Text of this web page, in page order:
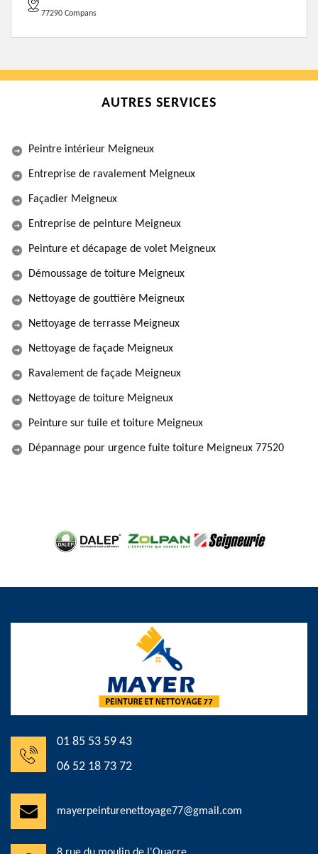
77290 Compans
AUTRES SERVICES
Peintre intérieur Meigneux
Entreprise de ravalement Meigneux
Façadier Meigneux
Entreprise de peinture Meigneux
Peinture et décapage de volet Meigneux
Démoussage de toiture Meigneux
Nettoyage de gouttière Meigneux
Nettoyage de terrasse Meigneux
Nettoyage de façade Meigneux
Ravalement de façade Meigneux
Nettoyage de toiture Meigneux
Peinture sur tuile et toiture Meigneux
Dépannage pour urgence fuite toiture Meigneux 77520
01 85 53 59 43
06 52 18 73 72
mayerpeinturenettoyage77@gmail.com